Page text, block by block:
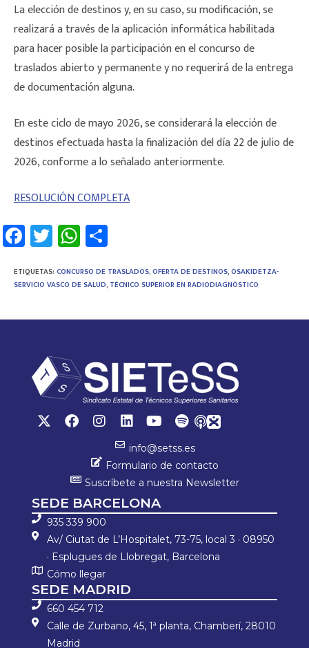
La elección de destinos y, en su caso, su modificación, se
realizará a través de la aplicación informática habilitada
para hacer posible la participación en el concurso de
traslados abierto y permanente y no requerirá de la entrega
de documentación alguna.
En este ciclo de mayo 2026, se considerará la elección de
destinos efectuada hasta la finalización del día 22 de julio de
2026, conforme a lo señalado anteriormente.
RESOLUCIÓN COMPLETA
Fa
ce
b
ok
T
wi
tt
W
h
at
p
m
ar
ETIQUETAS: CONCURSO DE TRASLADOS,OFERTA DE DESTINOS,OSAKIDETZA-
SERVICIO VASCO DE SALUD, TÉCNICO SUPERIOR EN RADIODIAGNÓSTICO
info@setss.es
Formulario de contacto
Suscríbete a nuestra Newsletter
SEDE BARCELONA
935 339 900
Av/ Ciutat de L’Hospitalet, 73-75, local 3 · 08950
· Esplugues de Llobregat, Barcelona
Cómo llegar
SEDE MADRID
660 454 712
Calle de Zurbano, 45, 1ª planta, Chamberí, 28010
Madrid